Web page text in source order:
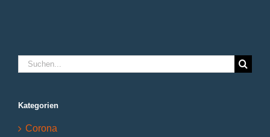
Suche
nach:
Kategorien
Corona